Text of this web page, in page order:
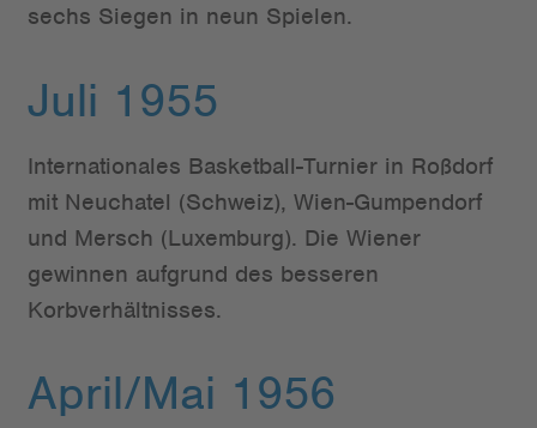
sechs Siegen in neun Spielen.
Juli 1955
Internationales Basketball-Turnier in Roßdorf
mit Neuchatel (Schweiz), Wien-Gumpendorf
und Mersch (Luxemburg). Die Wiener
gewinnen aufgrund des besseren
Korbverhältnisses.
April/Mai 1956